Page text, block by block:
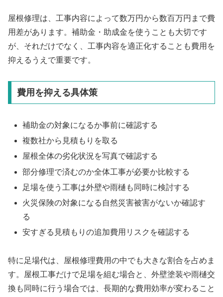
屋根修理は、工事内容によって数万円から数百万円まで費
用差があります。補助金・助成金を使うことも大切です
が、それだけでなく、工事内容を適正化することも費用を
抑えるうえで重要です。
費用を抑える具体策
補助金の対象になるか事前に確認する
複数社から見積もりを取る
屋根全体の劣化状況を写真で確認する
部分修理で済むのか全体工事が必要か比較する
足場を使う工事は外壁や雨樋も同時に検討する
火災保険の対象になる自然災害被害がないか確認す
る
安すぎる見積もりの追加費用リスクを確認する
特に足場代は、屋根修理費用の中でも大きな割合を占めま
す。屋根工事だけで足場を組む場合と、外壁塗装や雨樋交
換も同時に行う場合では、長期的な費用効率が変わること